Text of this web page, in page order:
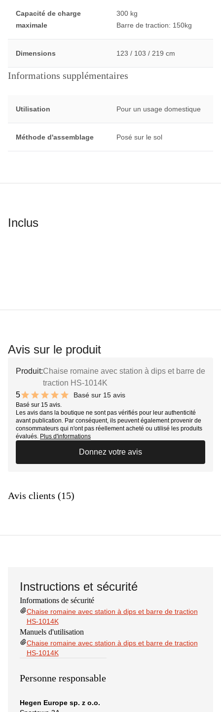
Capacité de charge
maximale
300 kg
Barre de traction: 150kg
Dimensions 123 / 103 / 219 cm
Informations supplémentaires
Utilisation Pour un usage domestique
Méthode d'assemblage Posé sur le sol
Inclus
Avis sur le produit
Produit:Chaise romaine avec station à dips et barre de
traction HS-1014K
5
10 out of 10 stars
Basé sur 15 avis
Basé sur 15 avis.
Les avis dans la boutique ne sont pas vérifiés pour leur authenticité
avant publication. Par conséquent, ils peuvent également provenir de
consommateurs qui n'ont pas réellement acheté ou utilisé les produits
évalués. Plus d'informations
Donnez votre avis
Avis clients (15)
Instructions et sécurité
Informations de sécurité
Chaise romaine avec station à dips et barre de traction
HS-1014K
Manuels d'utilisation
Chaise romaine avec station à dips et barre de traction
HS-1014K
Personne responsable
Hegen Europe sp. z o.o.